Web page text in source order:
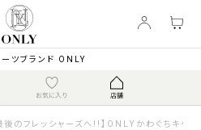
ツブランド ONLY
後のフレッシャーズへ!!】ONLYかわぐちキャス